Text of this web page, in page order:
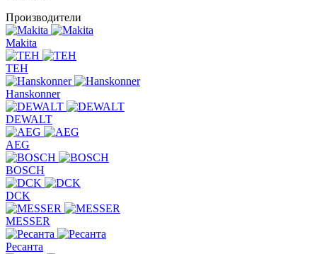
Производители
Makita
TEH
Hanskonner
DEWALT
AEG
BOSCH
DCK
MESSER
Ресанта